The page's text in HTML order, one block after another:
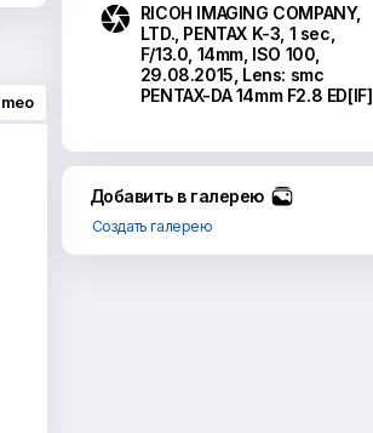
 RICOH IMAGING COMPANY,
LTD., PENTAX K-3, 1 sec,
F/13.0, 14mm, ISO 100,
29.08.2015, Lens: smc
PENTAX-DA 14mm F2.8 ED[IF]
Добавить в галерею
Создать галерею